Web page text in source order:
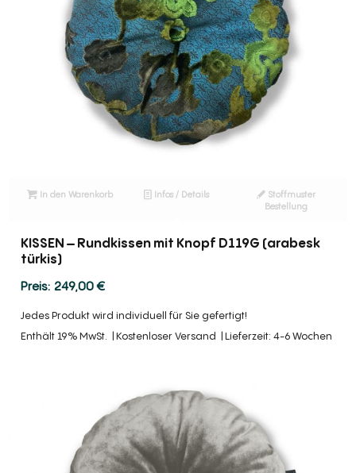
In den Warenkorb Infos / Details
Stoffmuster
Bestellung
KISSEN – Rundkissen mit Knopf D119G (arabesk
türkis)
249,00€
Jedes Produkt wird individuell für Sie gefertigt!
Enthält 19% MwSt.
Kostenloser Versand Lieferzeit: 4-6 Wochen